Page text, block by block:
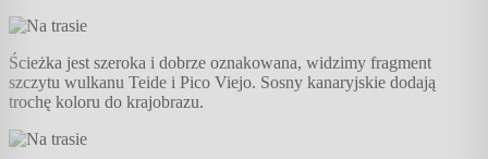
Ścieżka jest szeroka i dobrze oznakowana, widzimy fragment
szczytu wulkanu Teide i Pico Viejo. Sosny kanaryjskie dodają
trochę koloru do krajobrazu.